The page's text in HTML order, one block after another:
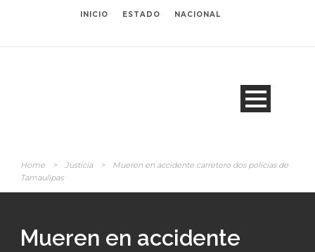
INICIO ESTADO NACIONAL
Home > Justicia >
Mueren en accidente carretero dos policías de
Tamaulipas
Mueren en accidente